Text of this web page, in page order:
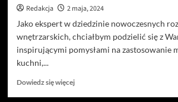
Redakcja
2 maja, 2024
Jako ekspert w dziedzinie nowoczesnych
wnętrzarskich, chciałbym podzielić się z
inspirującymi pomysłami na zastosowanie
kuchni,...
Dowiedz się więcejDowiedz